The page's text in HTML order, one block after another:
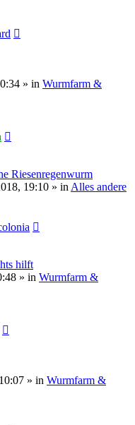
» in Wurmfarm &
Riesenregenwurm
19:10 » in Alles andere
hilft
» in Wurmfarm &
» in Wurmfarm &